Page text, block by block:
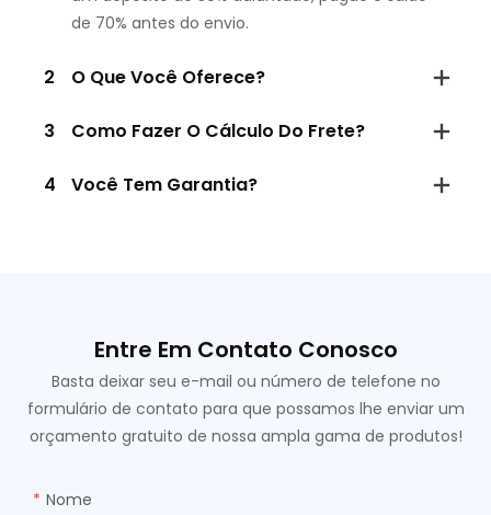
de 70% antes do envio.
2 O Que Você Oferece?
3 Como Fazer O Cálculo Do Frete?
4 Você Tem Garantia?
Entre Em Contato Conosco
Basta deixar seu e-mail ou número de telefone no
formulário de contato para que possamos lhe enviar um
orçamento gratuito de nossa ampla gama de produtos!
Nome